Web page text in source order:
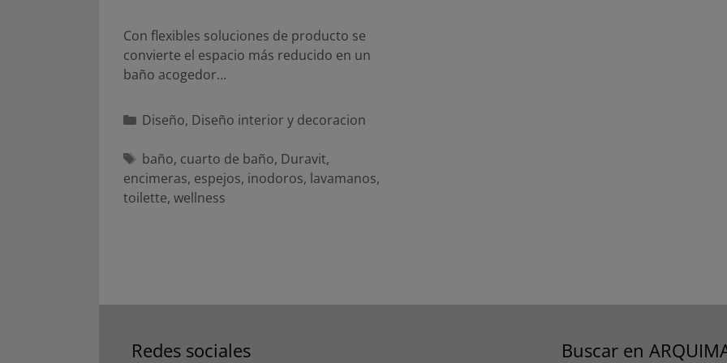
Con flexibles soluciones de producto se
convierte el espacio más reducido en un
baño acogedor…
Categorías
Diseño, Diseño interior y decoracion
Etiquetas
baño, cuarto de baño, Duravit,
encimeras, espejos, inodoros, lavamanos,
toilette, wellness
Redes sociales Buscar en